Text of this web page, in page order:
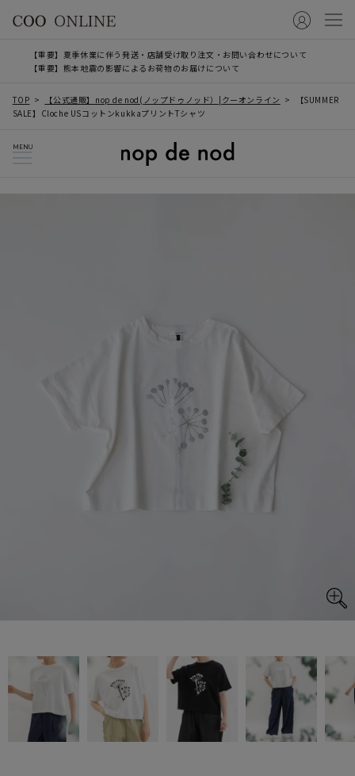
【重要】夏季休業に伴う発送・店舗受け取り注文・お問い合わせについて
【重要】熊本地震の影響によるお荷物のお届けについて
TOP 【公式通販】nop de nod(ノップドゥノッド）|クーオンライン
【SUMMER
SALE】Cloche USコットンkukkaプリントTシャツ
MENU